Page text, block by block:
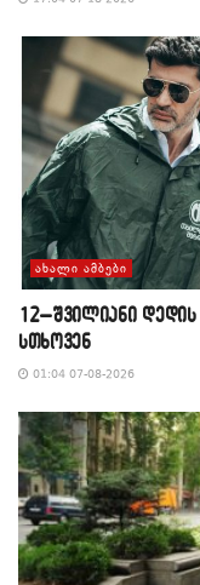
ᲐᲮᲐᲚᲘ ᲐᲛᲑᲔᲑᲘ
12–შვილიანი
სთხოვენ
01:04 07-08-2026